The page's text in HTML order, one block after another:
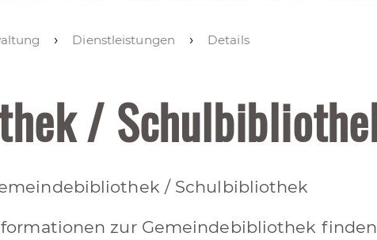
Dienstleistungen Details
/
/ Schulbibliothek
zur Gemeindebibliothek